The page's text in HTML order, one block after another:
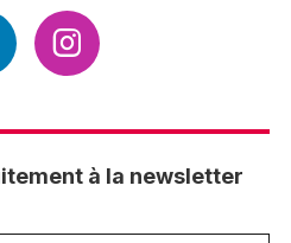
à la newsletter